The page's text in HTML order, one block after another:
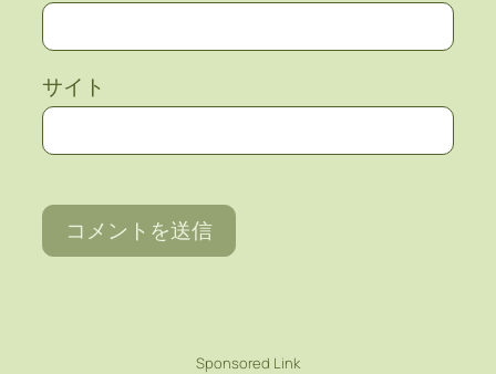
サイト
Sponsored Link